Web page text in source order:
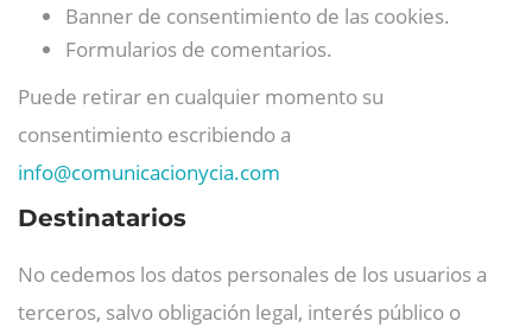
Banner de consentimiento de las cookies.
Formularios de comentarios.
Puede retirar en cualquier momento su
consentimiento escribiendo a
info@comunicacionycia.com
Destinatarios
No cedemos los datos personales de los usuarios a
terceros, salvo obligación legal, interés público o